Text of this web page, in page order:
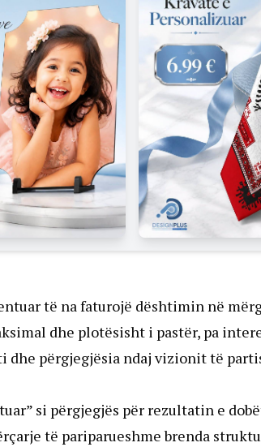
të na faturojë dështimin në
dhe plotësisht i pastër, pa
përgjegjësia ndaj vizionit të
si përgjegjës për rezultatin e
të pariparueshme brenda